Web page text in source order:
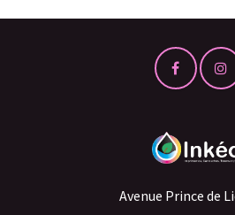
Avenue Prince de